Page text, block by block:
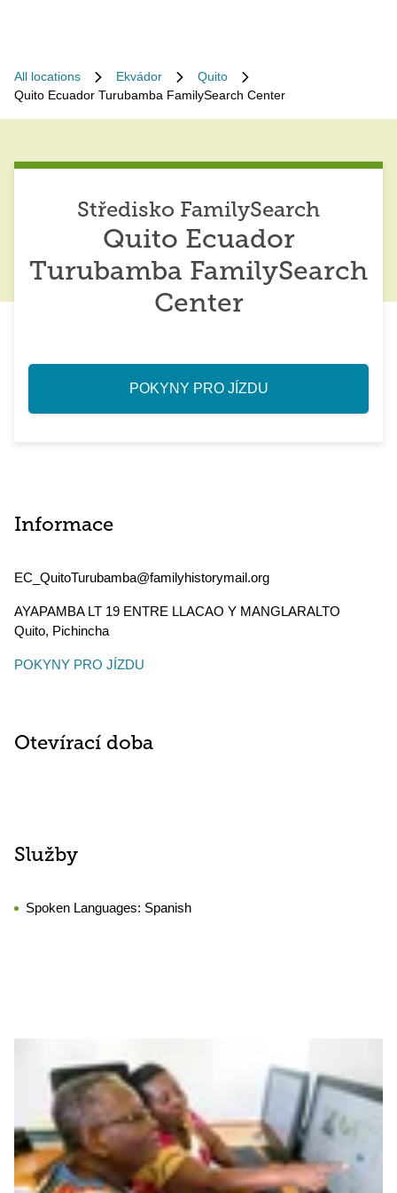
All locations Ekvádor
Quito
Quito Ecuador Turubamba FamilySearch Center
Středisko FamilySearch
Quito Ecuador
Turubamba FamilySearch
Center
POKYNY PRO JÍZDU
Informace
EC_QuitoTurubamba@familyhistorymail.org
AYAPAMBA LT 19 ENTRE LLACAO Y MANGLARALTO
Quito, Pichincha
POKYNY PRO JÍZDU
Otevírací doba
Služby
Spoken Languages: Spanish